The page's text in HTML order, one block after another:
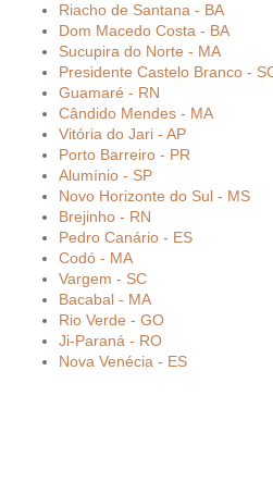
Riacho de Santana - BA
Dom Macedo Costa - BA
Sucupira do Norte - MA
Presidente Castelo Branco -
Guamaré - RN
Cândido Mendes - MA
Vitória do Jari - AP
Porto Barreiro - PR
Alumínio - SP
Novo Horizonte do Sul - MS
Brejinho - RN
Pedro Canário - ES
Codó - MA
Vargem - SC
Bacabal - MA
Rio Verde - GO
Ji-Paraná - RO
Nova Venécia - ES